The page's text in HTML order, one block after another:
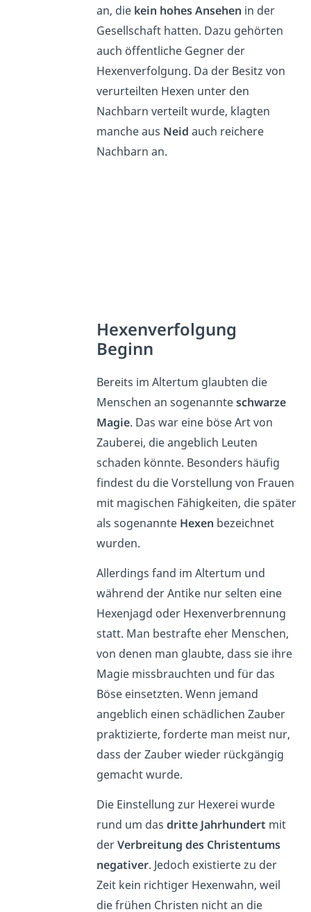
an, die kein hohes Ansehen in der
Gesellschaft hatten. Dazu gehörten
auch öffentliche Gegner der
Hexenverfolgung. Da der Besitz von
verurteilten Hexen unter den
Nachbarn verteilt wurde, klagten
manche aus Neid auch reichere
Nachbarn an.
Hexenverfolgung
Beginn
Bereits im Altertum glaubten die
Menschen an sogenannteschwarze
Magie. Das war eine böse Art von
Zauberei, die angeblich Leuten
schaden könnte. Besonders häufig
findest du die Vorstellung von Frauen
mit magischen Fähigkeiten, die später
als sogenannte Hexen bezeichnet
wurden.
Allerdings fand im Altertum und
während der Antike nur selten eine
Hexenjagd oder Hexenverbrennung
statt. Man bestrafte eher Menschen,
von denen man glaubte, dass sie ihre
Magie missbrauchten und für das
Böse einsetzten. Wenn jemand
angeblich einen schädlichen Zauber
praktizierte, forderte man meist nur,
dass der Zauber wieder rückgängig
gemacht wurde.
Die Einstellung zur Hexerei wurde
rund um das dritte Jahrhundert mit
derVerbreitung des Christentums
negativer. Jedoch existierte zu der
Zeit kein richtiger Hexenwahn, weil
die frühen Christen nicht an die